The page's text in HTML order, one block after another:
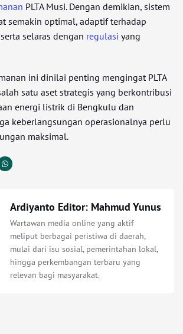
PLTA Musi. Dengan demikian, sistem
semakin optimal, adaptif terhadap
selaras dengan regulasi yang
ini dinilai penting mengingat PLTA
satu aset strategis yang berkontribusi
energi listrik di Bengkulu dan
keberlangsungan operasionalnya perlu
maksimal.
Ardiyanto Editor: Mahmud Yunus
Wartawan media online yang aktif
meliput berbagai peristiwa di daerah,
mulai dari isu sosial, pemerintahan lokal,
hingga perkembangan terbaru yang
relevan bagi masyarakat.